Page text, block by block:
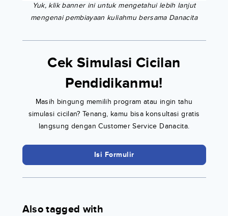
Yuk, klik banner ini untuk mengetahui lebih lanjut
mengenai pembiayaan kuliahmu bersama Danacita
Cek Simulasi Cicilan
Pendidikanmu!
Masih bingung memilih program atau ingin tahu
simulasi cicilan? Tenang, kamu bisa konsultasi gratis
langsung dengan Customer Service Danacita.
Isi Formulir
Also tagged with